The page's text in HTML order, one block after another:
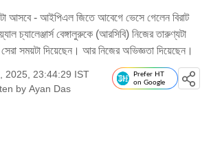
আসবে - আইপিএল জিতে আবেগে ভেসে গেলেন বিরাট
চ্যালেঞ্জার্স বেঙ্গালুরুকে (আরসিবি) নিজের তারুণ্যটা
সময়টা দিয়েছেন। আর নিজের অভিজ্ঞতা দিয়েছেন।
2025, 23:44:29 IST
by Ayan Das
Prefer HT
on Google